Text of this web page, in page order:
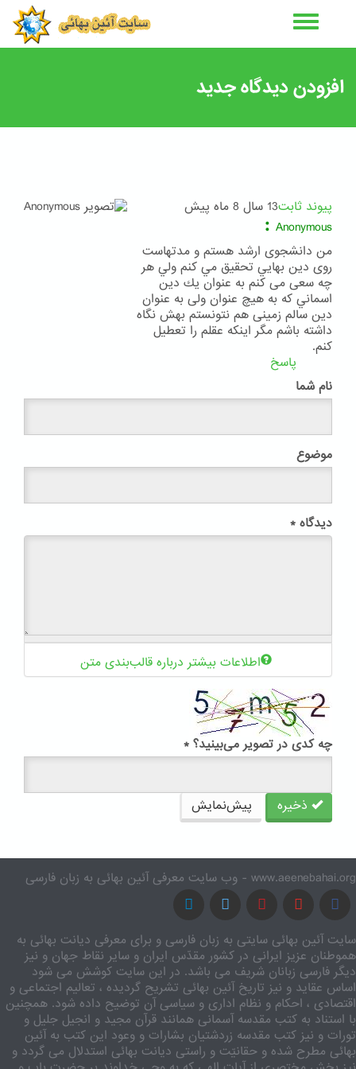
افزودن دیدگاه جدید
پیوند ثابت13 سال 8 ماه پیش
Anonymous
:
من دانشجوی ارشد هستم و مدتهاست
روی دين بهايي تحقيق مي كنم ولي هر
چه سعی می کنم به عنوان يك دين
اسماني كه به هيچ عنوان ولی به عنوان
دين سالم زمينی هم نتونستم بهش نگاه
داشته باشم مگر اينکه عقلم را تعطيل
کنم.
پاسخ
نام شما
موضوع
دیدگاه *
اطلاعات بیشتر درباره قالب‌بندی متن
چه کدی در تصویر می‌بینید؟ *
ذخیره پیش‌نمایش
www.aeenebahai.org - وب سایت معرفی آئین بهائی به زبان فارسی
سایت آئین بهائی سایتی به زبان فارسی و برای معرفی دیانت بهائی به
هموطنان عزیز ایرانی در کشور مقدّس ایران و سایر نقاط جهان و نیز
دیگر فارسی زبانان شریف می باشد. در این سایت کوشش می شود
اساس عقاید و نیز تاریخ آئین بهائی تشریح گردیده ، تعالیم اجتماعی و
اقتصادی ، احکام و نظام اداری و سیاسی آن توضیح داده شود. همچنین
با استناد به کتب مقدسه آسمانی همانند قرآن مجید و انجیل جلیل و
تورات و نیز کتب مقدسه زردشتیان بشارات و وعود این کتب به آئین
بهائی مطرح شده و حقانیّت و راستی دیانت بهائی استدلال می گردد و